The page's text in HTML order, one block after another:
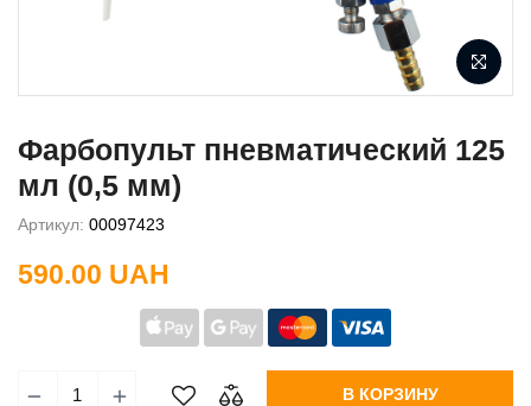
Фарбопульт пневматический 125
мл (0,5 мм)
Артикул: 00097423
590.00 UAH
В КОРЗИНУ